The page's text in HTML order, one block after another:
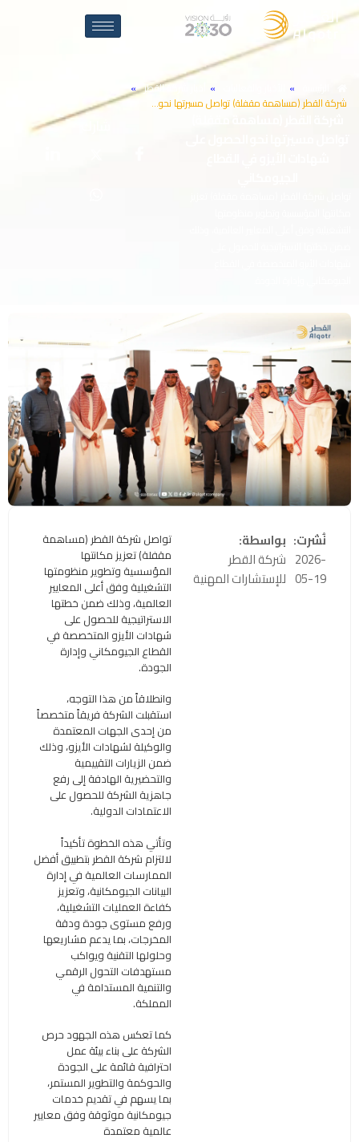
»
» أخبار شركة القطر »
شركة القطر (مساهمة مقفلة) تواصل مسيرتها نحو…
نُشرت:
2026-
05-19
بواسطة:
شركة القطر
للإستشارات المهنية
تواصل شركة القطر (مساهمة
مقفلة) تعزيز مكانتها
المؤسسية وتطوير منظومتها
التشغيلية وفق أعلى المعايير
العالمية، وذلك ضمن خطتها
الاستراتيجية للحصول على
شهادات الأيزو المتخصصة في
القطاع الجيومكاني وإدارة
الجودة.
وانطلاقاً من هذا التوجه،
استقبلت الشركة فريقاً متخصصاً
من إحدى الجهات المعتمدة
والوكيلة لشهادات الأيزو، وذلك
ضمن الزيارات التقييمية
والتحضيرية الهادفة إلى رفع
جاهزية الشركة للحصول على
الاعتمادات الدولية.
وتأتي هذه الخطوة تأكيداً
لالتزام شركة القطر بتطبيق أفضل
الممارسات العالمية في إدارة
البيانات الجيومكانية، وتعزيز
كفاءة العمليات التشغيلية،
ورفع مستوى جودة ودقة
المخرجات، بما يدعم مشاريعها
وحلولها التقنية ويواكب
مستهدفات التحول الرقمي
والتنمية المستدامة في
المملكة.
كما تعكس هذه الجهود حرص
الشركة على بناء بيئة عمل
احترافية قائمة على الجودة
والحوكمة والتطوير المستمر،
بما يسهم في تقديم خدمات
جيومكانية موثوقة وفق معايير
عالمية معتمدة